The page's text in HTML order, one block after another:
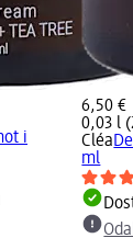
i
6,50 €
0,03 l
Cléa
ml